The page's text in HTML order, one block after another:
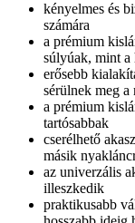
kényelmes és
számára
a prémium
súlyúak, mint a
erősebb
sérülnek meg a
a prémium
tartósabbak
cserélhető
másik
az univerzális
illeszkedik
praktikusabb